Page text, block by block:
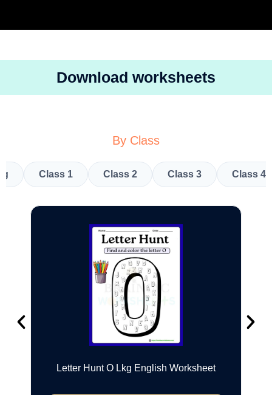
Download worksheets
By Class
Class 1 Class 2 Class 3 Class 4
Letter Hunt O Lkg English Worksheet